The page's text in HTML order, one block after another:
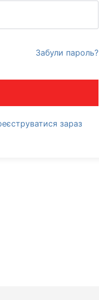
Забули пароль?
зараз